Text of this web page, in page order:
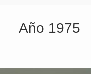
Año 1975